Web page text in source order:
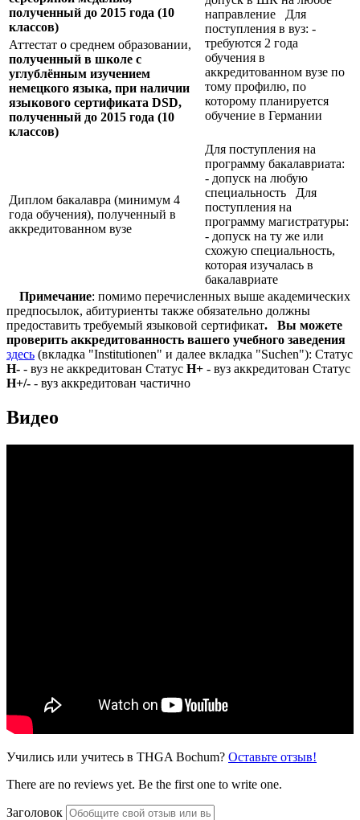
полученный до 2015 года (10
классов)
направление Для
поступления в вуз: -
требуются 2 года
обучения в
аккредитованном вузе по
тому профилю, по
которому планируется
обучение в Германии
Аттестат о среднем образовании,
полученный в школе с
углублённым изучением
немецкого языка, при наличии
языкового сертификата DSD,
полученный до 2015 года (10
классов)
Диплом бакалавра (минимум 4
года обучения), полученный в
аккредитованном вузе
Для поступления на
программу бакалавриата:
- допуск на любую
специальность Для
поступления на
программу магистратуры:
- допуск на ту же или
схожую специальность,
которая изучалась в
бакалавриате
Примечание: помимо перечисленных выше академических
предпосылок, абитуриенты также обязательно должны
предоставить требуемый языковой сертификат.
Вы можете
проверить аккредитованность вашего учебного заведения
здесь (вкладка "Institutionen" и далее вкладка "Suchen"): Статус
Н- - вуз не аккредитован Статус Н+ - вуз аккредитован Статус
Н+/- - вуз аккредитован частично
Видео
Учились или учитесь в THGA Bochum? Оставьте отзыв!
There are no reviews yet. Be the first one to write one.
Заголовок